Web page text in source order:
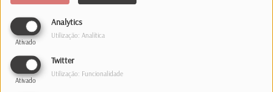
Analytics
Ativado
Utilização: Analítica
Twitter
Ativado
Utilização: Funcionalidade
Síntese informativa |